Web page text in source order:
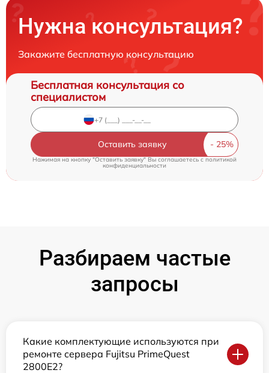
Нужна консультация?
Закажите бесплатную консультацию
Бесплатная консультация со
специалистом
Оставить заявку
Нажимая на кнопку "Оставить заявку" Вы соглашаетесь cполитикой
конфиденциальности
Разбираем частые
запросы
Какие комплектующие используются при
ремонте сервера Fujitsu PrimeQuest
2800E2?